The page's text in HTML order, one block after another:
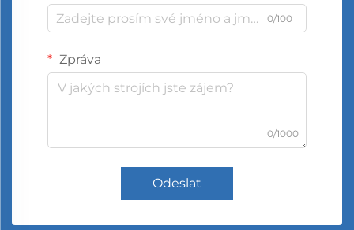
0/100
Zpráva
0/1000
Odeslat